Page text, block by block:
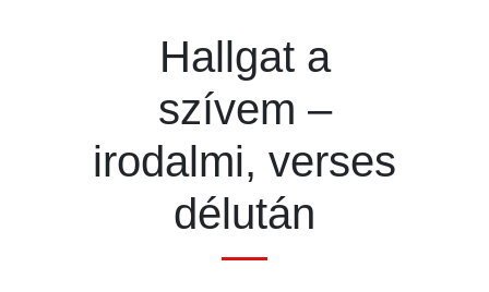
Hallgat a
szívem –
irodalmi, verses
délután